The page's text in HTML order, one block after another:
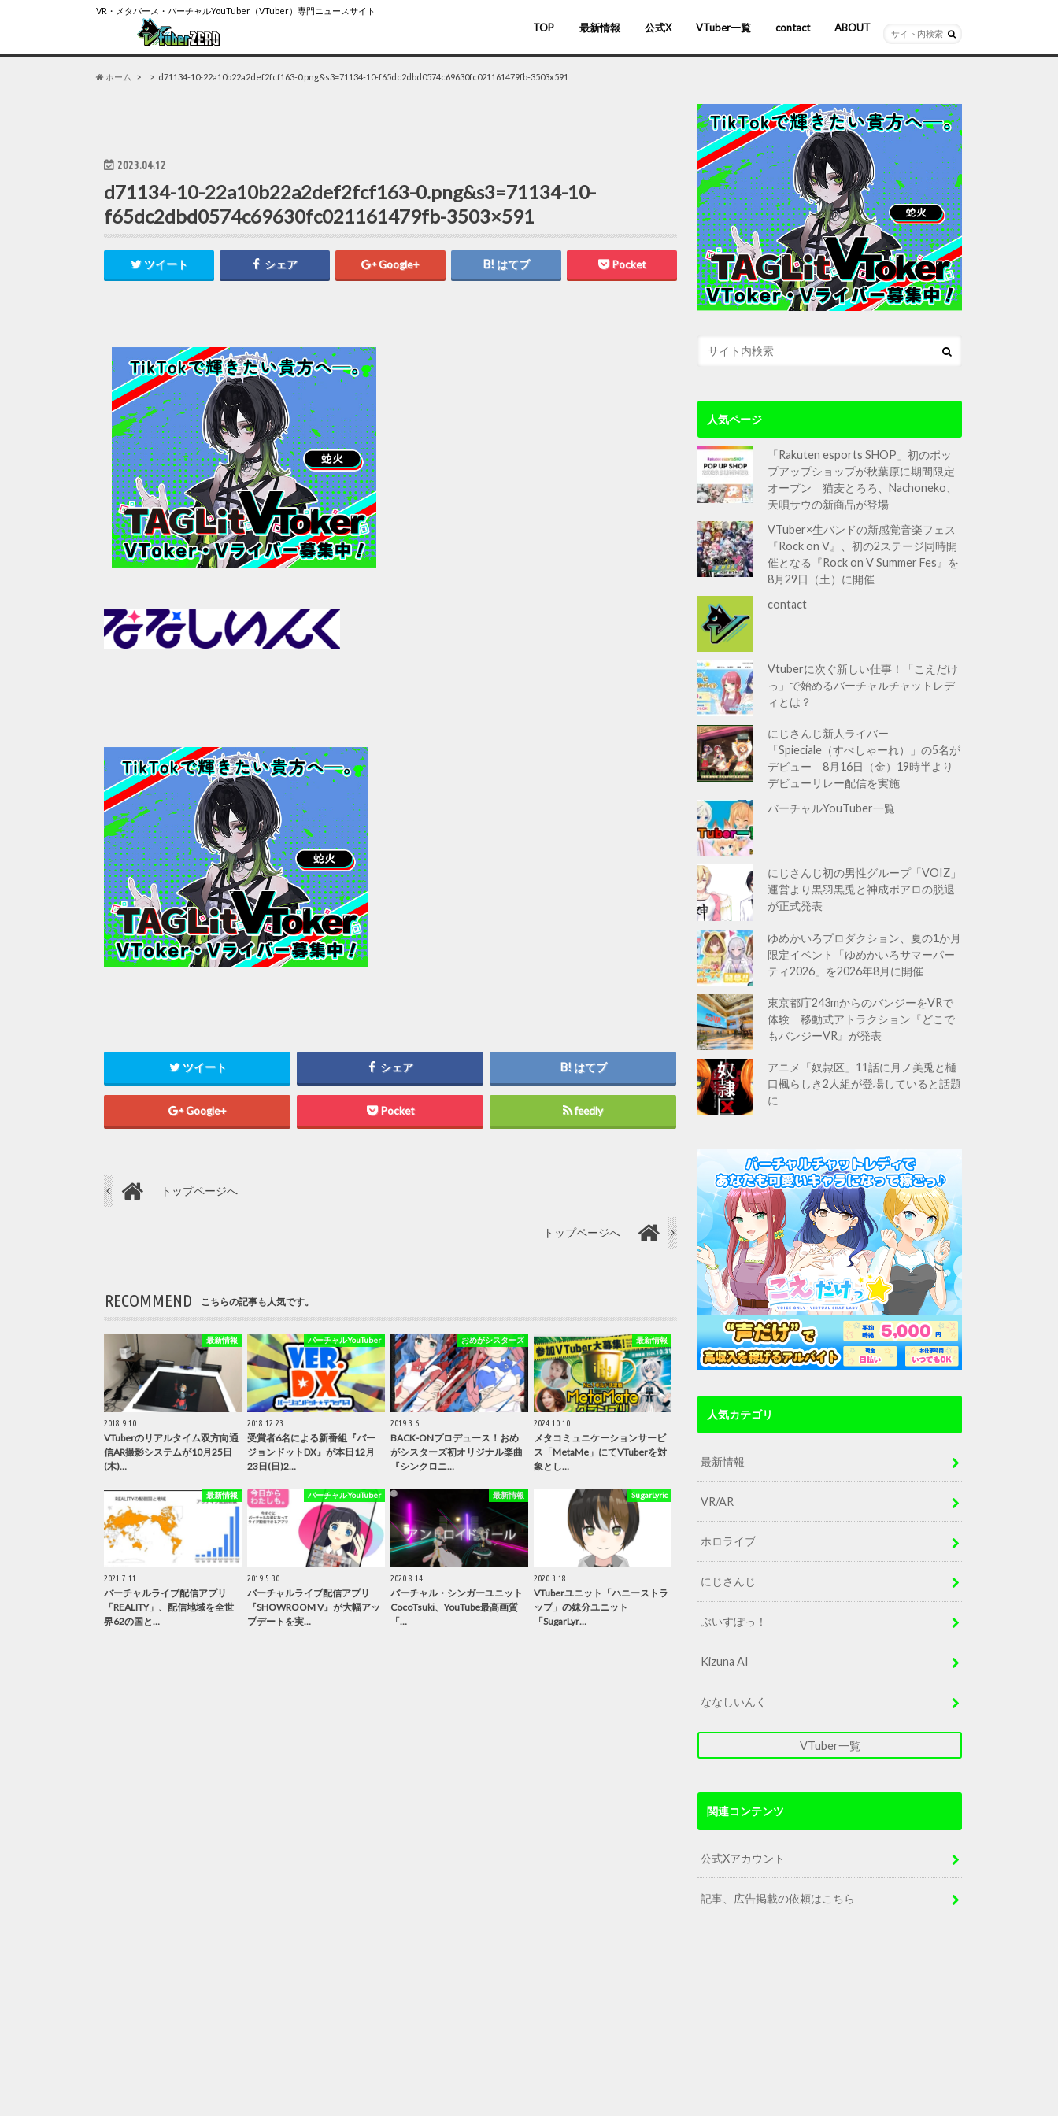
VR・メタバース・バーチャルYouTuber（VTuber）専門ニュースサイト
TOP 最新情報 公式X VTuber一覧
バーチャルYouTuber
VR/AR
ホロライブ
にじさんじ
ななしいんく
ぶいすぽっ！
contact ABOUT
ホーム d71134-10-22a10b22a2def2fcf163-0.png&s3=71134-10-f65dc2dbd0574c69630fc021161479fb-3503x591
2023.04.12
d71134-10-22a10b22a2def2fcf163-0.png&s3=71134-10-
f65dc2dbd0574c69630fc021161479fb-3503×591
ツイート シェア Google+ はてブ Pocket
ツイート シェア はてブ
Google+ Pocket feedly
トップページへ
トップページへ
RECOMMEND こちらの記事も人気です。
最新情報
2018.9.10
VTuberのリアルタイム双方向通
信AR撮影システムが10月25日
(木)…
バーチャルYouTuber
2018.12.23
受賞者6名による新番組『バー
ジョンドットDX』が本日12月
23日(日)2…
おめがシスターズ
2019.3.6
BACK-ONプロデュース！おめ
がシスターズ初オリジナル楽曲
『シンクロニ…
最新情報
2024.10.10
メタコミュニケーションサービ
ス「MetaMe」にてVTuberを対
象とし…
最新情報
2021.7.11
バーチャルライブ配信アプリ
「REALITY」、配信地域を全世
界62の国と…
バーチャルYouTuber
2019.5.30
バーチャルライブ配信アプリ
『SHOWROOM V』が大幅アッ
プデートを実…
最新情報
2020.8.14
バーチャル・シンガーユニット
CocoTsuki、YouTube最高画質
「…
SugarLyric
2020.3.18
VTuberユニット「ハニーストラ
ップ」の妹分ユニット
「SugarLyr…
人気ページ
「Rakuten esports SHOP」初のポッ
プアップショップが秋葉原に期間限定
オープン 猫麦とろろ、Nachoneko、
天唄サウの新商品が登場
VTuber×生バンドの新感覚音楽フェス
『Rock on V』、初の2ステージ同時開
催となる『Rock on V Summer Fes』を
8月29日（土）に開催
contact
Vtuberに次ぐ新しい仕事！「こえだけ
っ」で始めるバーチャルチャットレデ
ィとは？
にじさんじ新人ライバー
「Spieciale（すぺしゃーれ）」の5名が
デビュー 8月16日（金）19時半より
デビューリレー配信を実施
バーチャルYouTuber一覧
にじさんじ初の男性グループ「VOIZ」
運営より黒羽黒兎と神成ポアロの脱退
が正式発表
ゆめかいろプロダクション、夏の1か月
限定イベント「ゆめかいろサマーパー
ティ2026」を2026年8月に開催
東京都庁243mからのバンジーをVRで
体験 移動式アトラクション『どこで
もバンジーVR』が発表
アニメ「奴隷区」11話に月ノ美兎と樋
口楓らしき2人組が登場していると話題
に
人気カテゴリ
最新情報
VR/AR
ホロライブ
にじさんじ
ぶいすぽっ！
Kizuna AI
ななしいんく
VTuber一覧
関連コンテンツ
公式Xアカウント
記事、広告掲載の依頼はこちら